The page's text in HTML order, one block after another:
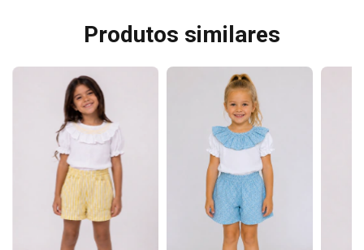
Produtos similares